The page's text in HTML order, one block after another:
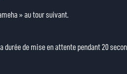
» au tour suivant.
durée de mise en attente pendant 20